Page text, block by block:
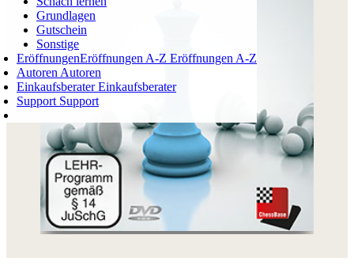
Grundlagen
Gutschein
Sonstige
EröffnungenEröffnungen A-Z Eröffnungen A-Z
Autoren Autoren
EinkaufsberaterEinkaufsberater
Support Support
Login
WARENKORB
0ARTIKEL
✔